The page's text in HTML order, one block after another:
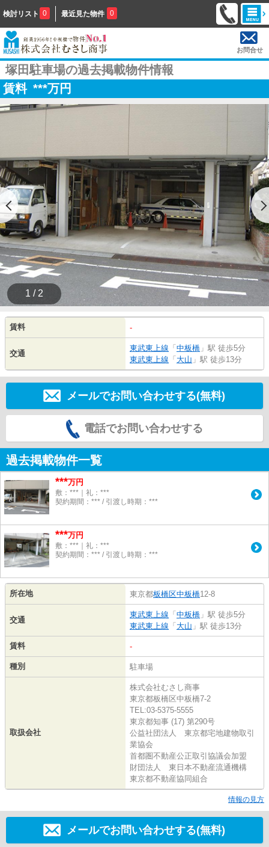
検討リスト 0 最近見た物件 0
お問合せ
塚田駐車場の過去掲載物件情報
賃料 ***万円
1 / 2
賃料 -
交通
東武東上線 「 中板橋 」駅 徒歩5分
東武東上線 「 大山 」駅 徒歩13分
メールでお問い合わせする(無料)
電話でお問い合わせする
過去掲載物件一覧
***万円
敷：***｜礼：***
契約期間：*** / 引渡し時期：***
***万円
敷：***｜礼：***
契約期間：*** / 引渡し時期：***
所在地 東京都板橋区中板橋12-8
交通
東武東上線 「 中板橋 」駅 徒歩5分
東武東上線 「 大山 」駅 徒歩13分
賃料 -
種別 駐車場
取扱会社
株式会社むさし商事
東京都板橋区中板橋7-2
TEL:03-5375-5555
東京都知事 (17) 第290号
公益社団法人 東京都宅地建物取引
業協会
首都圏不動産公正取引協議会加盟
財団法人 東日本不動産流通機構
東京都不動産協同組合
情報の見方
メールでお問い合わせする(無料)